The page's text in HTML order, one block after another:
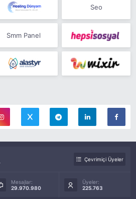
Seo
Smm Panel
Çevrimiçi Üyeler
Mesajlar:
29.970.980
Üyeler:
225.763